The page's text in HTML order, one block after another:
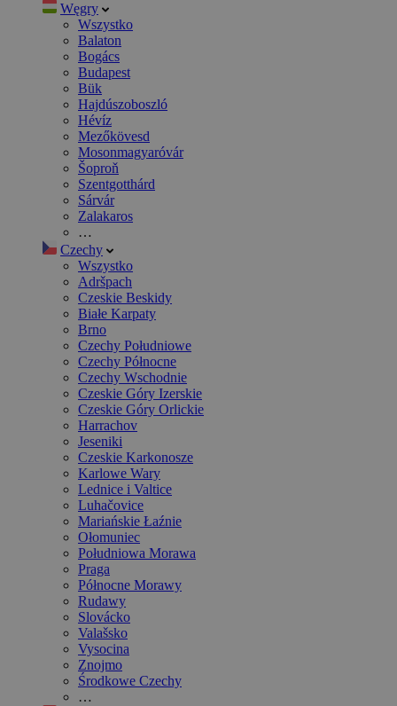
Węgry
Wszystko
Balaton
Bogács
Budapest
Bük
Hajdúszoboszló
Hévíz
Mezőkövesd
Mosonmagyaróvár
Šoproň
Szentgotthárd
Sárvár
Zalakaros
…
Czechy
Wszystko
Adršpach
Czeskie Beskidy
Białe Karpaty
Brno
Czechy Południowe
Czechy Północne
Czechy Wschodnie
Czeskie Góry Izerskie
Czeskie Góry Orlickie
Harrachov
Jeseniki
Czeskie Karkonosze
Karlowe Wary
Lednice i Valtice
Luhačovice
Mariańskie Łaźnie
Ołomuniec
Południowa Morawa
Praga
Północne Morawy
Rudawy
Slovácko
Valašsko
Vysocina
Znojmo
Środkowe Czechy
…